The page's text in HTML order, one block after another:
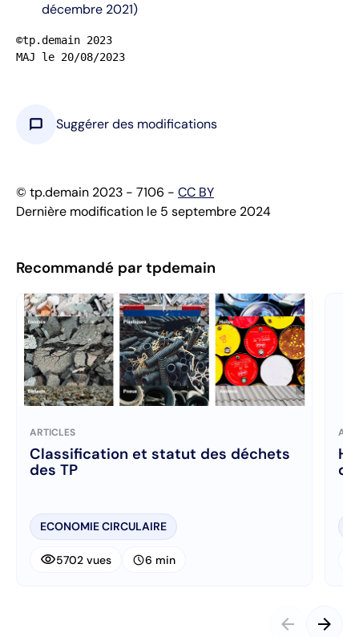
décembre 2021)
©tp.demain 2023
MAJ le 20/08/2023
chat_bubble Suggérer des modifications
© tp.demain 2023 - 7106 - CC BY
Dernière modification le 5 septembre 2024
Recommandé par tpdemain
ARTICLES
Classification et statut des déchets
des TP
ECONOMIE CIRCULAIRE
visibility5702 vues schedule6 min
arrow_back arrow_forward